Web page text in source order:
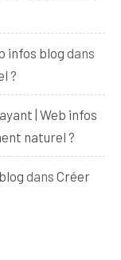
infos blog dans
?
| Web infos
naturel ?
dans Créer